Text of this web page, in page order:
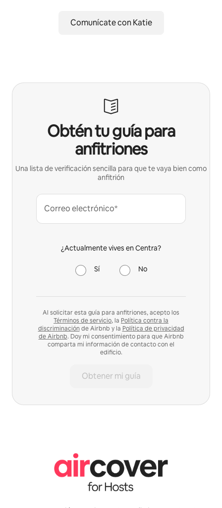
Comunícate con Katie
Obtén tu guía para
anfitriones
Una lista de verificación sencilla para que te vaya bien como
anfitrión
Correo electrónico*
¿Actualmente vives en Centra?
Sí No
Al solicitar esta guía para anfitriones, acepto los
Términos de servicio, la Política contra la
discriminación de Airbnb y la Política de privacidad
de Airbnb. Doy mi consentimiento para que Airbnb
comparta mi información de contacto con el
edificio.
Obtener mi guía